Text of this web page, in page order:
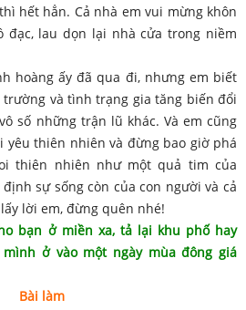
hết hẳn. Cả nhà em vui mừng khôn
đạc, lau dọn lại nhà cửa trong niềm
ấy đã qua đi, nhưng em biết
và tình trạng gia tăng biến đổi
số những trận lũ khác. Và em cũng
yêu thiên nhiên và đừng bao giờ phá
thiên nhiên như một quả tim của
sự sống còn của con người và cả
lời em, đừng quên nhé!
bạn ở miền xa, tả lại khu phố hay
ở vào một ngày mùa đông giá
Bài làm